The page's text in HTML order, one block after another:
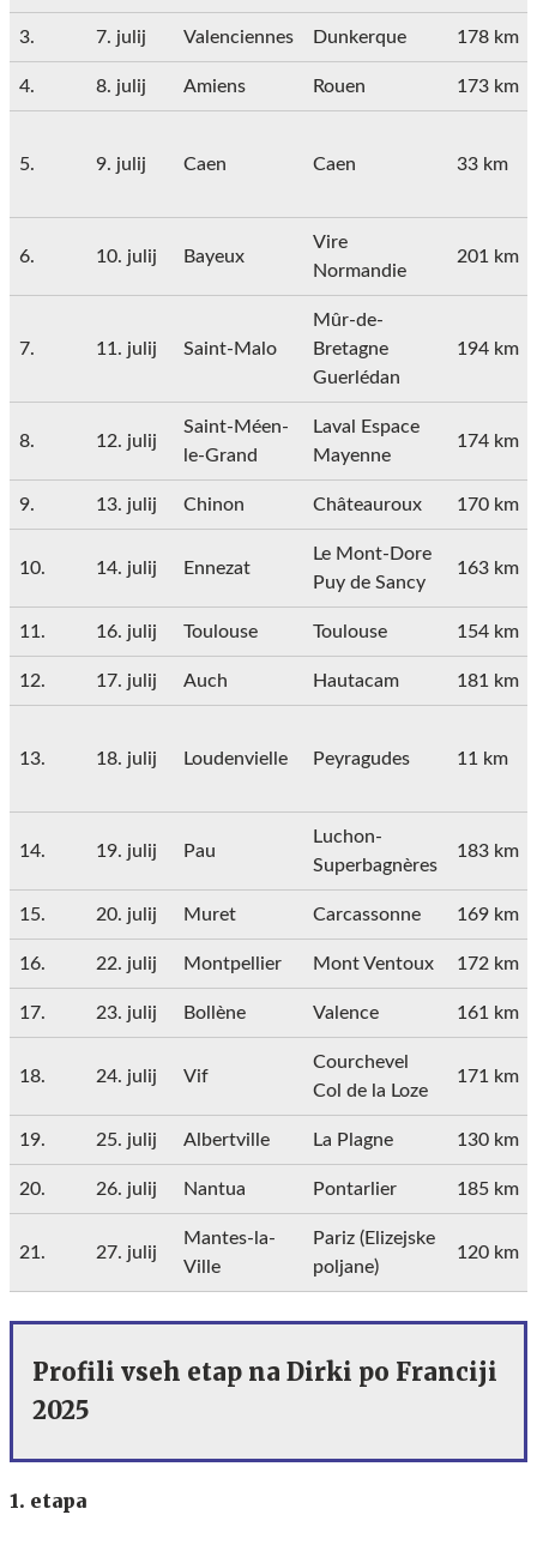
3. 7. julij Valenciennes Dunkerque 178 km
4. 8. julij Amiens Rouen 173 km
5. 9. julij Caen Caen 33 km
6. 10. julij Bayeux
Vire
Normandie
201 km
7. 11. julij Saint-Malo
Mûr-de-
Bretagne
Guerlédan
194 km
8. 12. julij
Saint-Méen-
le-Grand
Laval Espace
Mayenne
174 km
9. 13. julij Chinon Châteauroux 170 km
10. 14. julij Ennezat
Le Mont-Dore
Puy de Sancy
163 km
11. 16. julij Toulouse Toulouse 154 km
12. 17. julij Auch Hautacam 181 km
13. 18. julij Loudenvielle Peyragudes 11 km
14. 19. julij Pau
Luchon-
Superbagnères
183 km
15. 20. julij Muret Carcassonne 169 km
16. 22. julij Montpellier Mont Ventoux 172 km
17. 23. julij Bollène Valence 161 km
18. 24. julij Vif
Courchevel
Col de la Loze
171 km
19. 25. julij Albertville La Plagne 130 km
20. 26. julij Nantua Pontarlier 185 km
21. 27. julij
Mantes-la-
Ville
Pariz (Elizejske
poljane)
120 km
Profili vseh etap na Dirki po Franciji
2025
1. etapa